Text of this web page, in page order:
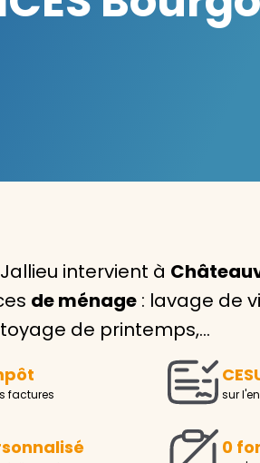
ou
Jallieu intervient à
de ménage : lavage de
de printemps,…
factures sur
0